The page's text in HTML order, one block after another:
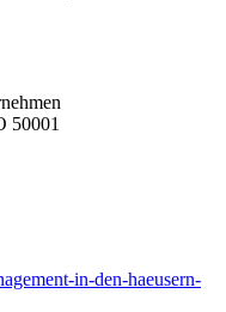
50001
in-den-haeusern-